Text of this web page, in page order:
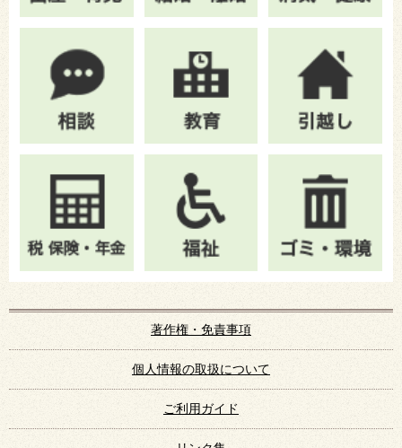
著作権・免責事項
個人情報の取扱について
ご利用ガイド